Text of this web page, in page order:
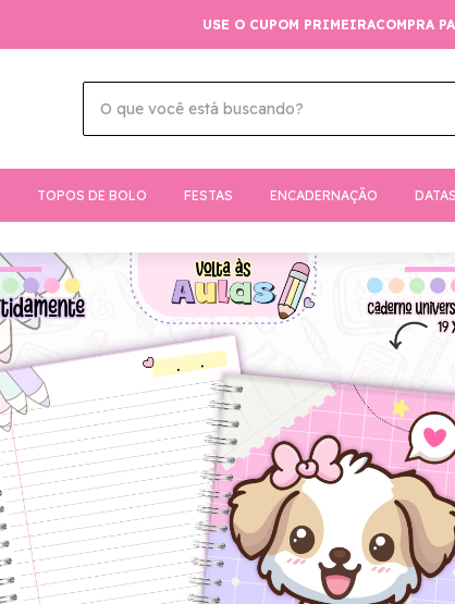
USE O CUPOM PRIMEIRACOMPRA
TOPOS DE BOLO FESTAS ENCADERNAÇÃO